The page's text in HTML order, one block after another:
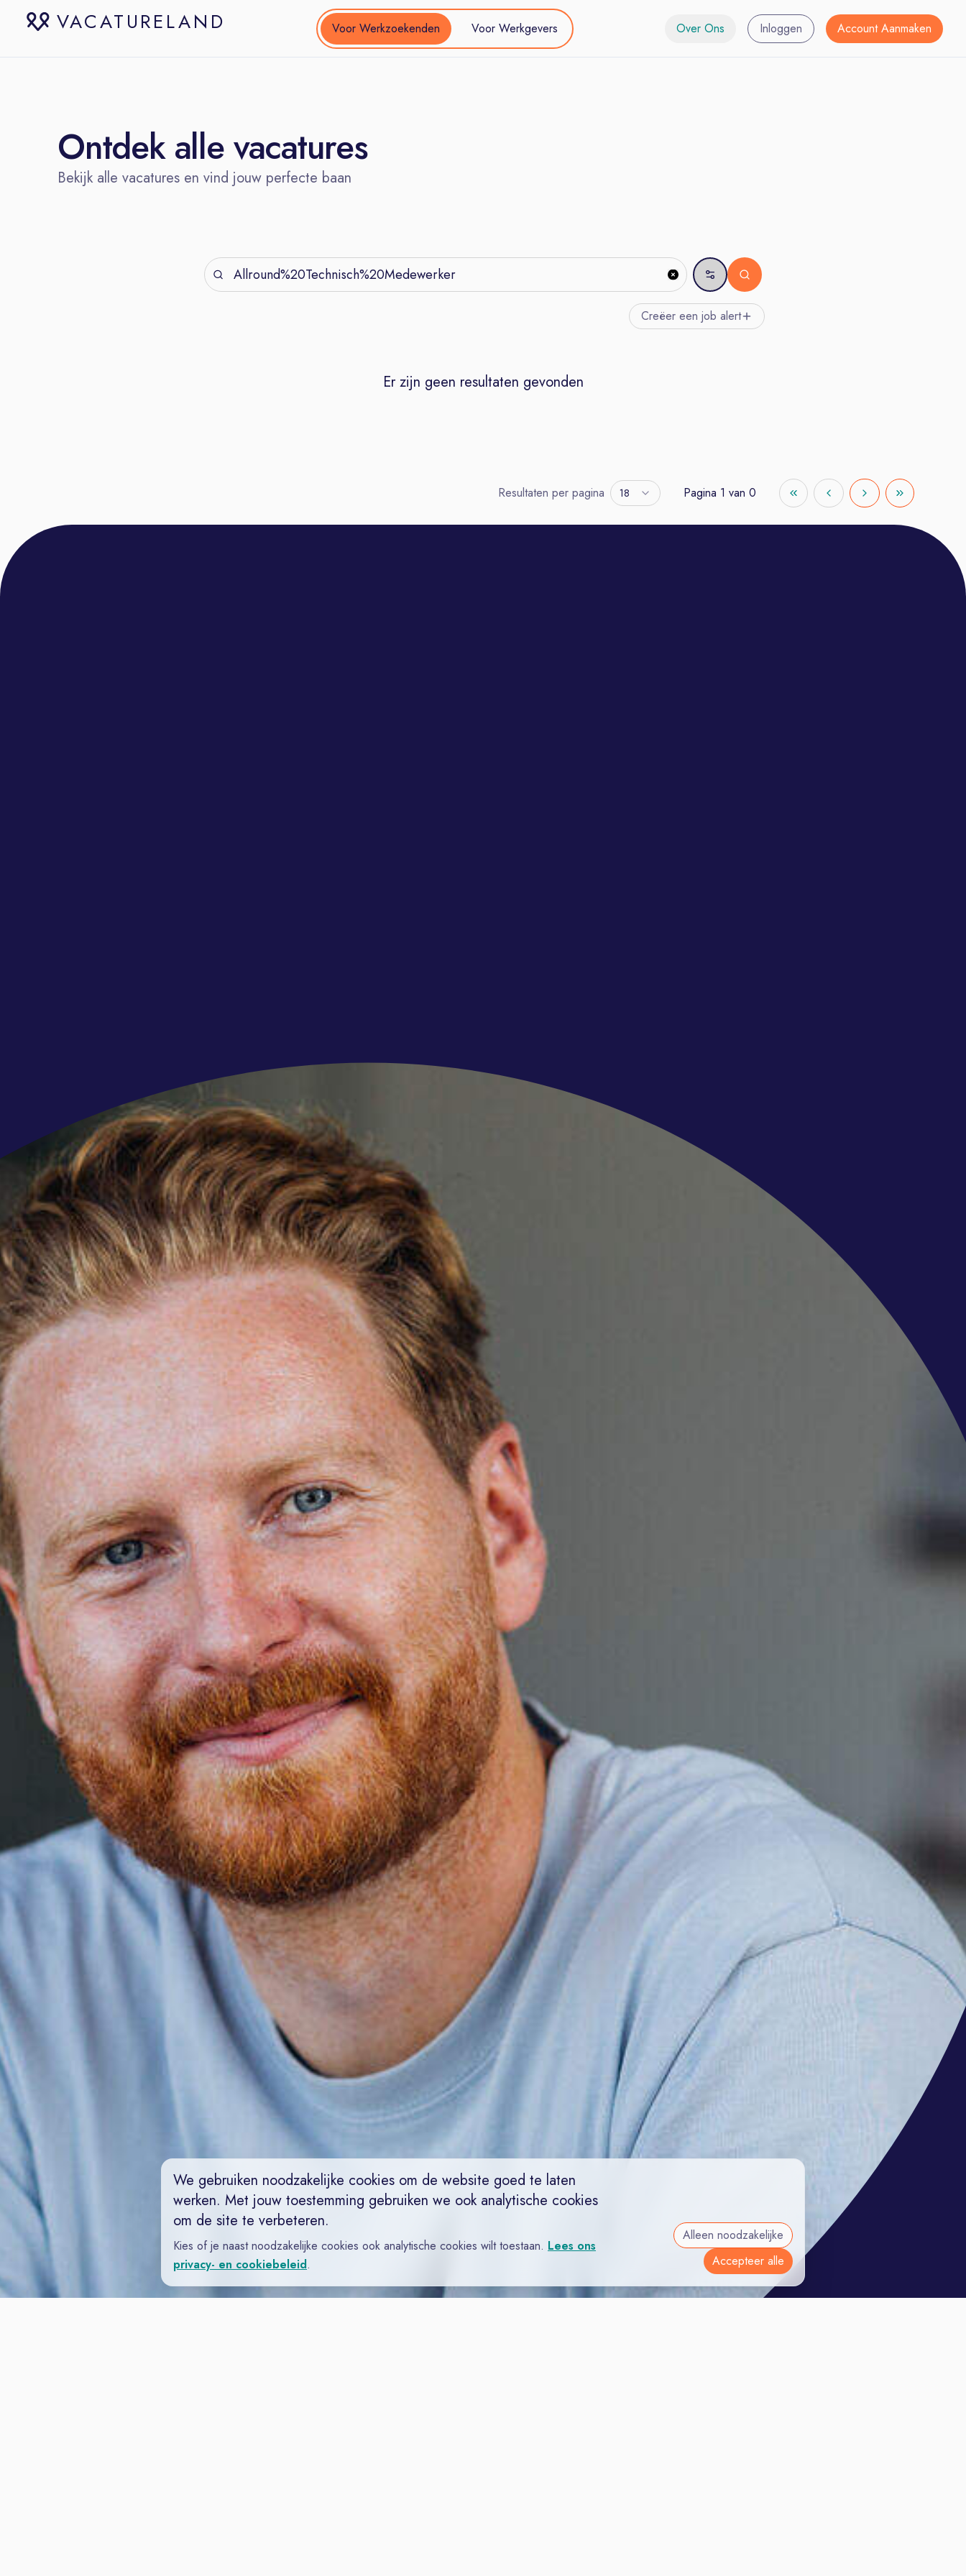
VACATURELAND Voor Werkzoekenden Voor Werkgevers Over Ons Inloggen Account Aanmaken
Ontdek alle vacatures
Bekijk alle vacatures en vind jouw perfecte baan
Creëer een job alert
Er zijn geen resultaten gevonden
Resultaten per pagina 18 Pagina 1 van 0
KANDIDAAT
Meld je aan, upload je
sollicitaties op één plek.
Upload je CV Maak een succesvol CV
We gebruiken noodzakelijke cookies om de website goed te laten
werken. Met jouw toestemming gebruiken we ook analytische cookies
om de site te verbeteren.
Kies of je naast noodzakelijke cookies ook analytische cookies wilt toestaan. Lees ons
privacy- en cookiebeleid.
Alleen noodzakelijke
Accepteer alle